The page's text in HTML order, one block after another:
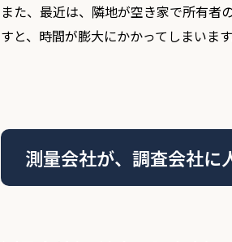
また、最近は、隣地が空き家で所有者
すと、時間が膨大にかかってしまいます
測量会社が、調査会社に